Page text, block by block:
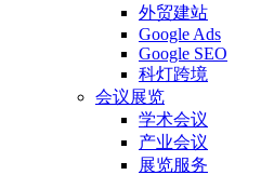
外贸建站
Google Ads
Google SEO
科灯跨境
会议展览
学术会议
产业会议
展览服务